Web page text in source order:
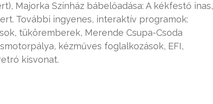
Majorka Színház bábelőadása: A kékfestő inas,
További ingyenes, interaktív programok:
tüköremberek, Merende Csupa-Csoda
kézműves foglalkozások, EFI,
kisvonat.